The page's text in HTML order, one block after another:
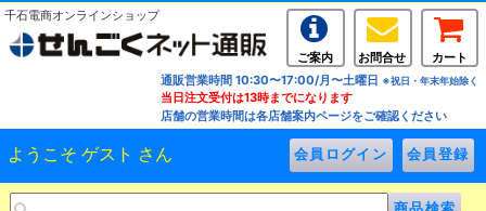
千石電商オンラインショップ
ご案内 お問合せ
カート
通販営業時間 10:30〜17:00/月〜土曜日 ※祝日・年末年始除く
当日注文受付は13時までになります
店舗の営業時間は各店舗案内ページをご確認ください
ようこそ ゲスト さん